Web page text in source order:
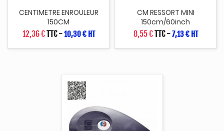
CENTIMETRE ENROULEUR
150CM
12,36 €TTC-10,30 € HT
CM RESSORT MINI
150cm/60inch
8,55 €TTC-7,13 € HT